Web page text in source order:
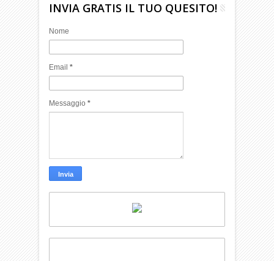
INVIA GRATIS IL TUO QUESITO!
Nome
Email*
Messaggio*